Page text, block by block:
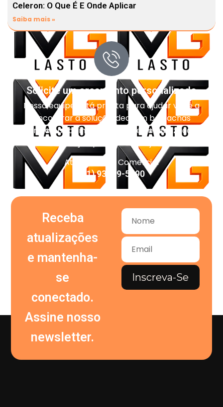
Celeron: O Que É E Onde Aplicar
Saiba mais »
Solicite um orçamento personalizado
Nossa equipe está pronta para ajudar você a
encontrar a solução ideal em borrachas
técnicas, pisos industriais, impermeabilização e
vedação para o seu projeto.
Atendimento Comercial
(11) 93959-5090
Receba
atualizações
e mantenha-
se
conectado.
Assine nosso
newsletter.
Inscreva-Se